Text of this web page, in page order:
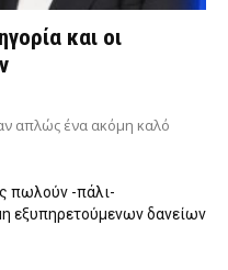
και οι
απλώς ένα ακόμη καλό
πωλούν -πάλι-
εξυπηρετούμενων δανείων